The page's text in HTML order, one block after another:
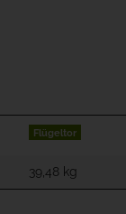
Flügeltor
39,48 kg